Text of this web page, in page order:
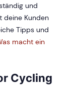
und
deine Kunden
Tipps und
macht ein
Cycling